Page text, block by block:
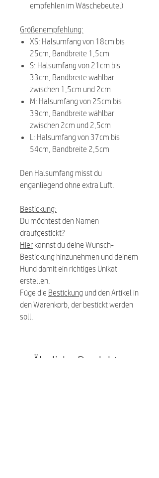
empfehlen im Wäschebeutel)
Größenempfehlung:
XS: Halsumfang von 18cm bis
25cm, Bandbreite 1,5cm
S: Halsumfang von 21cm bis
33cm, Bandbreite wählbar
zwischen 1,5cm und 2cm
M: Halsumfang von 25cm bis
39cm, Bandbreite wählbar
zwischen 2cm und 2,5cm
L: Halsumfang von 37cm bis
54cm, Bandbreite 2,5cm
Den Halsumfang misst du
enganliegend ohne extra Luft.
Bestickung:
Du möchtest den Namen
draufgestickt?
Hier kannst du deine Wunsch-
Bestickung hinzunehmen und deinem
Hund damit ein richtiges Unikat
erstellen.
Füge die Bestickung und den Artikel in
den Warenkorb, der bestickt werden
soll.
Ähnliche Produkte: